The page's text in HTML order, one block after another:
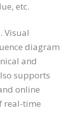
etc.
Visual
diagram
and
supports
online
real-time